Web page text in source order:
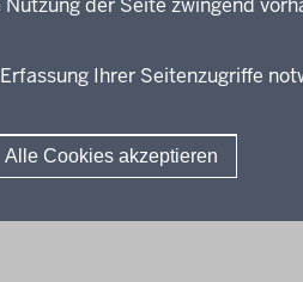
der Seite zwingend
Ihrer Seitenzugriffe
Alle Cookies akzeptieren